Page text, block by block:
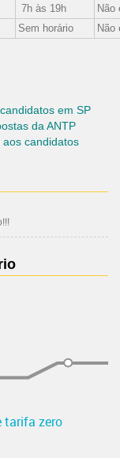
7h às 19h Não
Sem horário Não
em SP
da ANTP
candidatos
tarifa zero